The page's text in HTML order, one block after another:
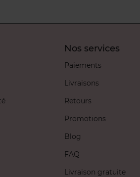
Nos services
Paiements
Livraisons
Retours
Promotions
Blog
FAQ
Livraison gratuite